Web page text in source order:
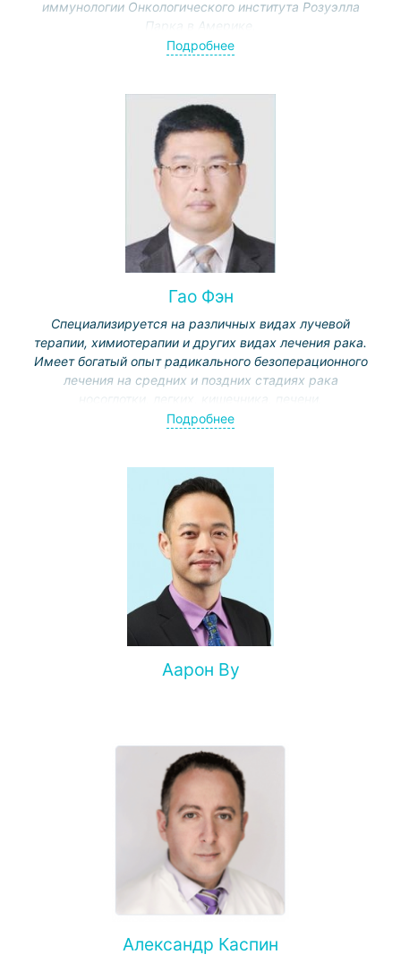
иммунологии Онкологического института Розуэлла
Парка в Америке.
Прошел стажировку в Институте уха в Лос-Анджелесе.
Подробнее
Гао Фэн
Специализируется на различных видах лучевой
терапии, химиотерапии и других видах лечения рака.
Имеет богатый опыт радикального безоперационного
лечения на средних и поздних стадиях рака
гинекологического рака, метастазов в головной мозг,
опухолей
Подробнее
Аарон Ву
Александр Каспин